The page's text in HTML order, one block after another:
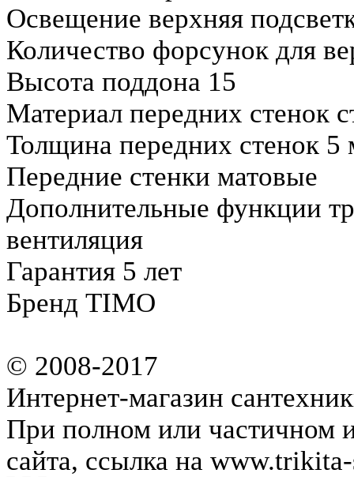
Освещение верхняя
Количество форсунок для
Высота поддона 15
Материал передних стенок
Толщина передних стенок 5
Передние стенки матовые
Дополнительные функции
вентиляция
Гарантия 5 лет
Бренд TIMO
© 2008-2017
Интернет-магазин
При полном или частичном
сайта, ссылка на